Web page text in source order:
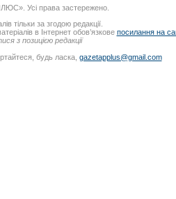
Усі права застережено.
тільки за згодою редакції.
в Інтернет обов’язкове посилання на
з позицією редакції
будь ласка, gazetapplus@gmail.com